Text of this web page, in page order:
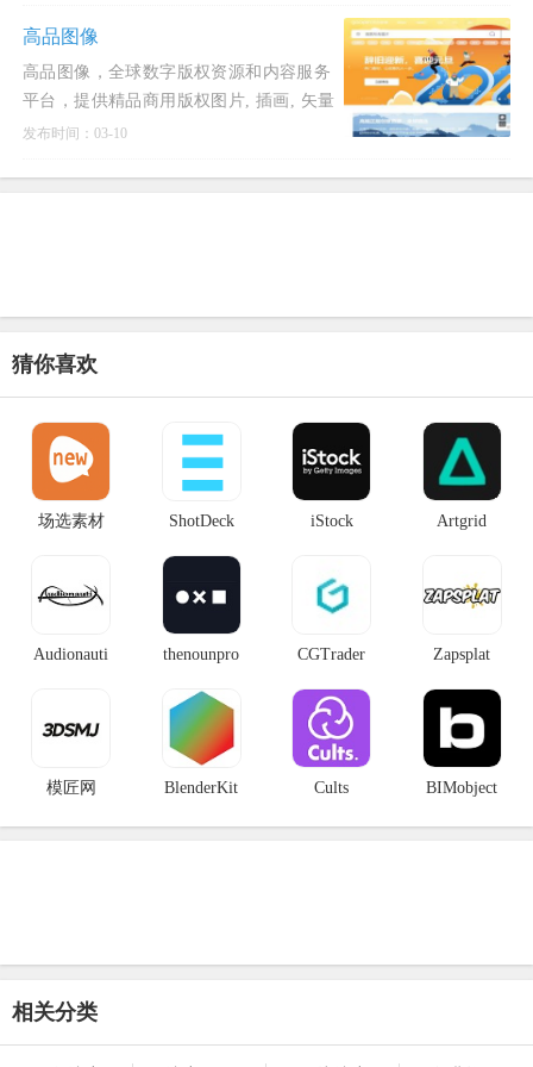
高品图像
高品图像，全球数字版权资源和内容服务
平台，提供精品商用版权图片, 插画, 矢量
图, 视频, 音乐, 音效等素材。优质正版,
发布时间：03-10
猜你喜欢
场选素材 ShotDeck iStock Artgrid
Audionauti thenounpro CGTrader Zapsplat
模匠网 BlenderKit Cults BIMobject
相关分类